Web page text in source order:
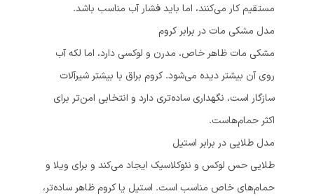
مستقیم کار می‌کنند، اما باید فشار آب مناسب باشد.
مدل مشکی مات در برابر کروم
مشکی مات ظاهر خاص، مدرن و لوکسی دارد، اما لکه آب
روی آن بیشتر دیده می‌شود. کروم براق با بیشتر شیرآلات
سازگار است، نگهداری ساده‌تری دارد و انتخابی امن‌تر برای
اکثر حمام‌هاست.
مدل طلایی در برابر استیل
طلایی حس لوکس و نئوکلاسیک ایجاد می‌کند و برای ویلا و
حمام‌های خاص مناسب است. استیل یا کروم ظاهر ساده‌تر،